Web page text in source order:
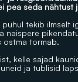
pea seda
tekib ilmselt
naispere
ostma tormab.
kelle sajad
ja tublisid